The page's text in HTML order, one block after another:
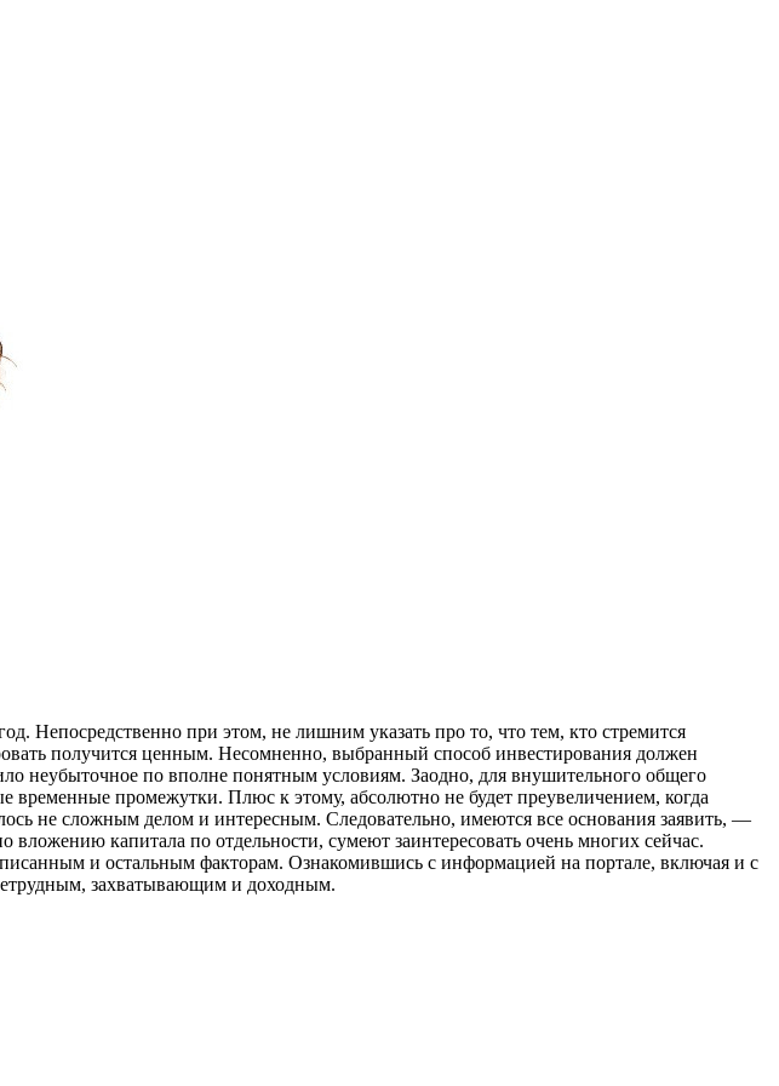
Непосредственно при этом, не лишним указать про то, что тем, кто стремится
получится ценным. Несомненно, выбранный способ инвестирования должен
неубыточное по вполне понятным условиям. Заодно, для внушительного общего
промежутки. Плюс к этому, абсолютно не будет преувеличением, когда
не сложным делом и интересным. Следовательно, имеются все основания заявить, —
капитала по отдельности, сумеют заинтересовать очень многих сейчас.
и остальным факторам. Ознакомившись с информацией на портале, включая и с
захватывающим и доходным.